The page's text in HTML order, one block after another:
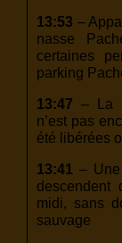
13:53 –
nasse
certaines
parking
13:47 – La
n’est pas
été libérées
13:41 –
midi, sans
sauvage